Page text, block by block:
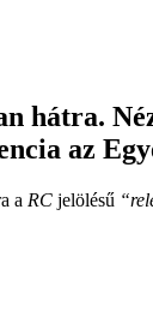
hátra.
az
a RC jelölésű